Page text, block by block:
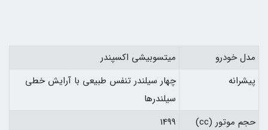
مدل خودرو
میتسوبیشی اکسپندر
پیشرانه
چهار سیلندر تنفس طبیعی با آرایش خطی
سیلندرها
حجم موتور (cc)
1499